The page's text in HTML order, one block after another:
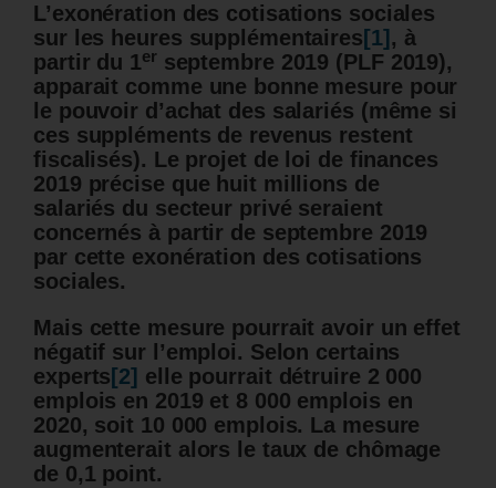
L’exonération des cotisations sociales
sur les heures supplémentaires [1] , à
partir du 1erseptembre 2019 (PLF 2019),
apparait comme une bonne mesure pour
le pouvoir d’achat des salariés (même si
ces suppléments de revenus restent
fiscalisés). Le projet de loi de finances
2019 précise que huit millions de
salariés du secteur privé seraient
concernés à partir de septembre 2019
par cette exonération des cotisations
sociales.
Mais cette mesure pourrait avoir un effet
négatif sur l’emploi. Selon certains
experts [2] elle pourrait détruire 2 000
emplois en 2019 et 8 000 emplois en
2020, soit 10 000 emplois. La mesure
augmenterait alors le taux de chômage
de 0,1 point.